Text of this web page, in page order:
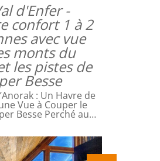
d'Enfer -
confort 1 à 2
avec vue
monts du
les pistes de
Besse
: Un Havre de
Vue à Couper le
Besse Perché au…